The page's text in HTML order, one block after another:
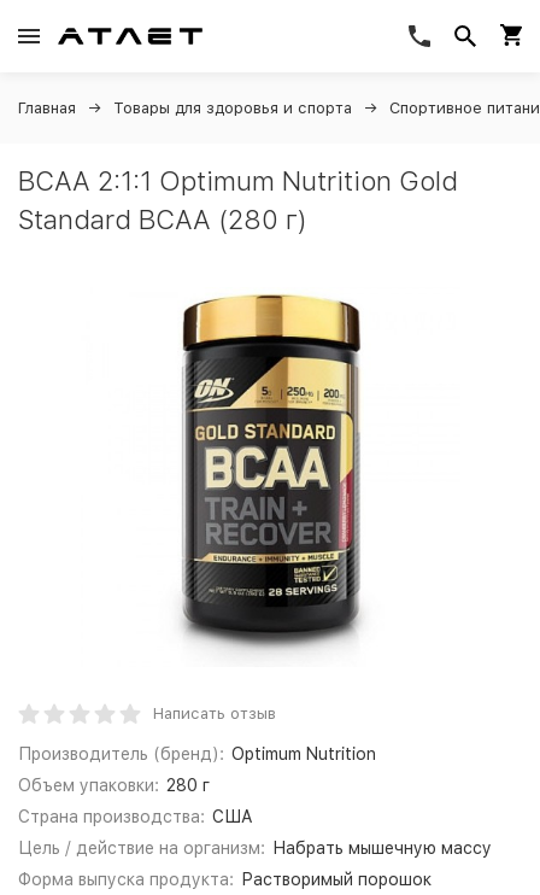
Главная Товары для здоровья и спорта Спортивное
BCAA 2:1:1 Optimum Nutrition Gold
Standard BCAA (280 г)
Написать отзыв
Производитель (бренд): Optimum Nutrition
Объем упаковки: 280 г
Страна производства: США
Цель / действие на организм:
Набрать мышечную массу
Форма выпуска продукта:
Растворимый порошок